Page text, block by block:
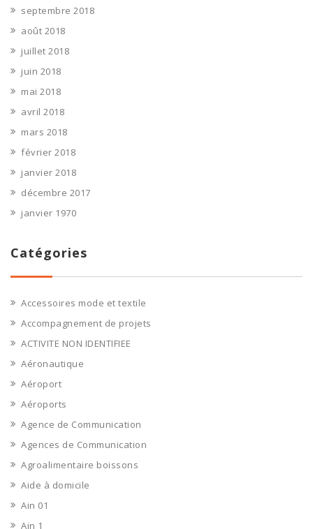
septembre 2018
août 2018
juillet 2018
juin 2018
mai 2018
avril 2018
mars 2018
février 2018
janvier 2018
décembre 2017
janvier 1970
Catégories
Accessoires mode et textile
Accompagnement de projets
ACTIVITE NON IDENTIFIEE
Aéronautique
Aéroport
Aéroports
Agence de Communication
Agences de Communication
Agroalimentaire boissons
Aide à domicile
Ain 01
Ain 1